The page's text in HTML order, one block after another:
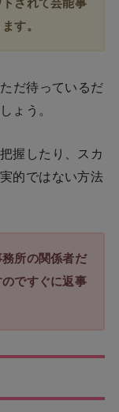
す。
だ待っているだ
ょう。
握したり、スカ
的ではない方法
所の関係者だ
ですぐに返事